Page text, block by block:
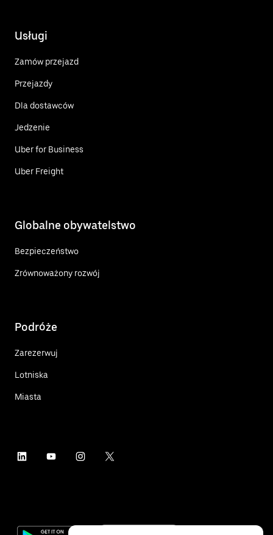
Usługi
Zamów przejazd
Przejazdy
Dla dostawców
Jedzenie
Uber for Business
Uber Freight
Globalne obywatelstwo
Bezpieczeństwo
Zrównoważony rozwój
Podróże
Zarezerwuj
Lotniska
Miasta